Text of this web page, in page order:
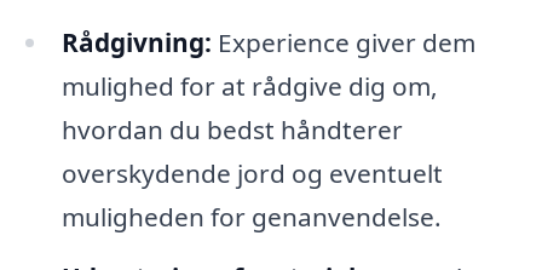
Rådgivning: Experience giver dem
mulighed for at rådgive dig om,
hvordan du bedst håndterer
overskydende jord og eventuelt
muligheden for genanvendelse.